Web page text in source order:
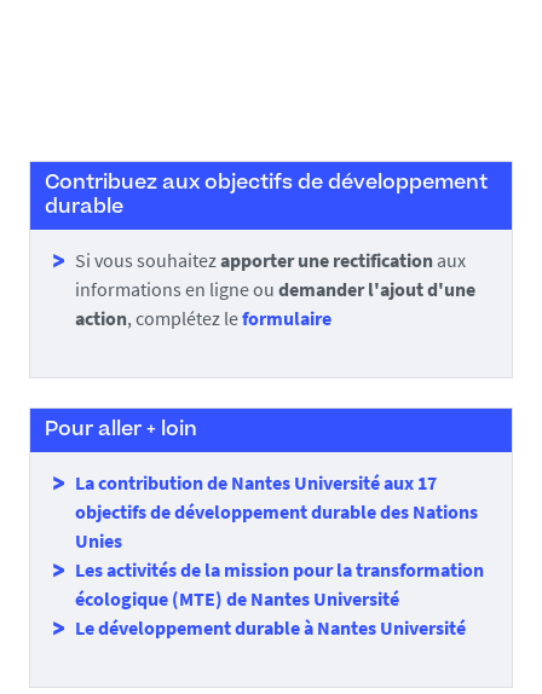
Contribuez aux objectifs de développement
durable
Si vous souhaitezapporter une rectification aux
informations en ligne ou demander l'ajout d'une
action, complétez leformulaire
Pour aller + loin
La contribution de Nantes Université aux 17
objectifs de développement durable des Nations
Unies
Les activités de la mission pour la transformation
écologique (MTE) de Nantes Université
Le développement durable à Nantes Université